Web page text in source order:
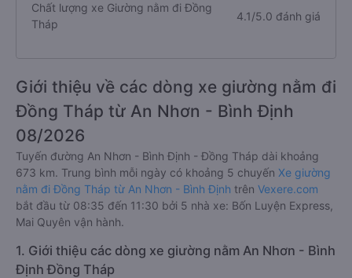
Chất lượng xe Giường nằm đi Đồng
Tháp
4.1/5.0 đánh giá
Giới thiệu về các dòng xe giường nằm đi
Đồng Tháp từ An Nhơn - Bình Định
08/2026
Tuyến đường An Nhơn - Bình Định - Đồng Tháp dài khoảng
673 km. Trung bình mỗi ngày có khoảng 5 chuyến Xe giường
nằm đi Đồng Tháp từ An Nhơn - Bình Định trên Vexere.com
bắt đầu từ 08:35 đến 11:30 bởi 5 nhà xe: Bốn Luyện Express,
Mai Quyên vận hành.
1. Giới thiệu các dòng xe giường nằm An Nhơn - Bình
Định Đồng Tháp